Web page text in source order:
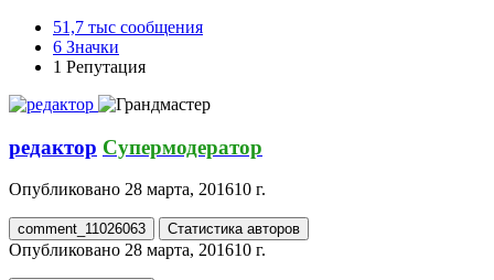
51,7 тыс сообщения
6 Значки
1 Репутация
редактор Супермодератор
Опубликовано 28 марта, 201610 г.
comment_11026063 Статистика авторов
Опубликовано 28 марта, 201610 г.